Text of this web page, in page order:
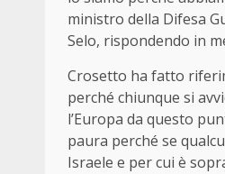
ministro della Difesa
Selo, rispondendo in
Crosetto ha fatto
perché chiunque si
l’Europa da questo
paura perché se
Israele e per cui è